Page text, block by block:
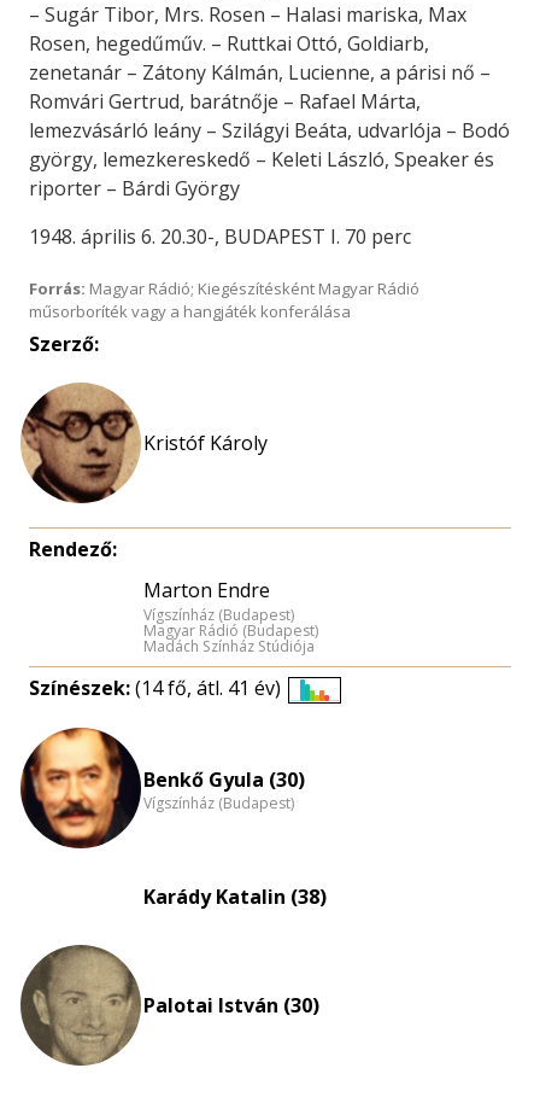
– Sugár Tibor, Mrs. Rosen – Halasi mariska, Max
Rosen, hegedűműv. – Ruttkai Ottó, Goldiarb,
zenetanár – Zátony Kálmán, Lucienne, a párisi nő –
Romvári Gertrud, barátnője – Rafael Márta,
lemezvásárló leány – Szilágyi Beáta, udvarlója – Bodó
györgy, lemezkereskedő – Keleti László, Speaker és
riporter – Bárdi György
1948. április 6. 20.30-, BUDAPEST I. 70 perc
Forrás: Magyar Rádió; Kiegészítésként Magyar Rádió
műsorboríték vagy a hangjáték konferálása
Szerző:
Kristóf Károly
Rendező:
Marton Endre
Vígszínház (Budapest)
Magyar Rádió (Budapest)
Madách Színház Stúdiója
Színészek:(14 fő, átl. 41 év)
Benkő Gyula (30)
Vígszínház (Budapest)
Karády Katalin (38)
Palotai István (30)